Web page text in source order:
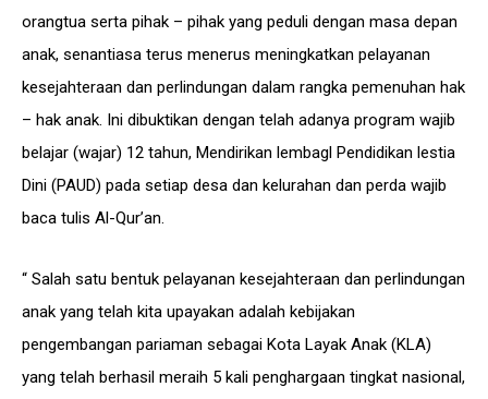
orangtua serta pihak – pihak yang peduli dengan masa depan
anak, senantiasa terus menerus meningkatkan pelayanan
kesejahteraan dan perlindungan dalam rangka pemenuhan hak
– hak anak. Ini dibuktikan dengan telah adanya program wajib
belajar (wajar) 12 tahun, Mendirikan lembagl Pendidikan lestia
Dini (PAUD) pada setiap desa dan kelurahan dan perda wajib
baca tulis Al-Qur’an.
“ Salah satu bentuk pelayanan kesejahteraan dan perlindungan
anak yang telah kita upayakan adalah kebijakan
pengembangan pariaman sebagai Kota Layak Anak (KLA)
yang telah berhasil meraih 5 kali penghargaan tingkat nasional,